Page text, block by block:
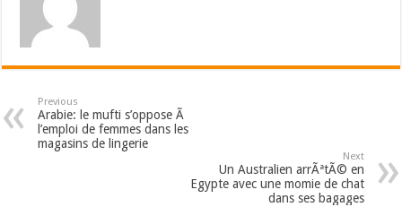
Previous
Arabie: le mufti s’oppose Ã
l’emploi de femmes dans les
magasins de lingerie
Next
Un Australien arrÃªtÃ© en
Egypte avec une momie de chat
dans ses bagages